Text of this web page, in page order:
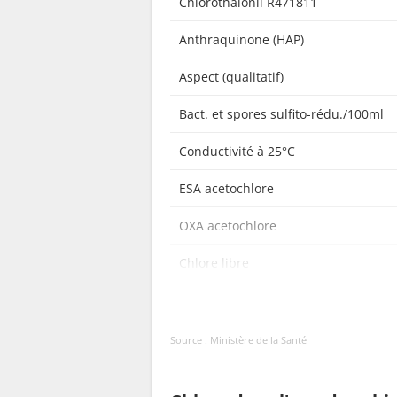
Anthraquinone (HAP)
Aspect (qualitatif)
Bact. et spores sulfito-rédu./100ml
Conductivité à 25°C
ESA acetochlore
OXA acetochlore
Chlore libre
Couleur (qualitatif)
Bactéries coliformes /100ml-MS
Source : Ministère de la Santé